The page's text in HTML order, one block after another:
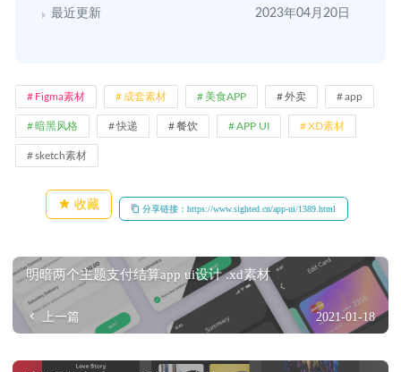
最近更新 2023年04月20日
Figma素材 成套素材 美食APP 外卖 app
暗黑风格 快递 餐饮 APP UI XD素材
sketch素材
收藏 分享链接：https://www.sighted.cn/app-ui/1389.html
明暗两个主题支付结算app ui设计 .xd素材
上一篇 2021-01-18